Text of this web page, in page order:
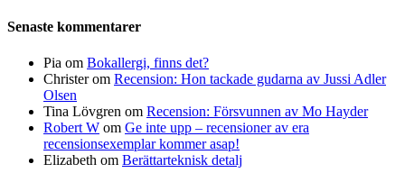
Senaste kommentarer
Pia om Bokallergi, finns det?
Christerom Recension: Hon tackade gudarna av Jussi Adler
Olsen
Tina Lövgren om Recension: Försvunnen av Mo Hayder
Robert W om Ge inte upp – recensioner av era
recensionsexemplar kommer asap!
Elizabeth om Berättarteknisk detalj